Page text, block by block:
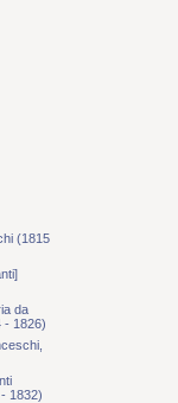
(1815
da
- 1826)
1832)